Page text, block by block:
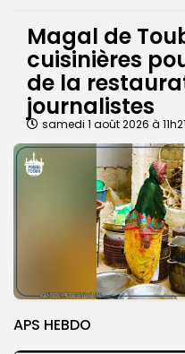
Magal de
cuisinières
de la
journalistes
samedi 1 août 2026 à 11h21
APS HEBDO